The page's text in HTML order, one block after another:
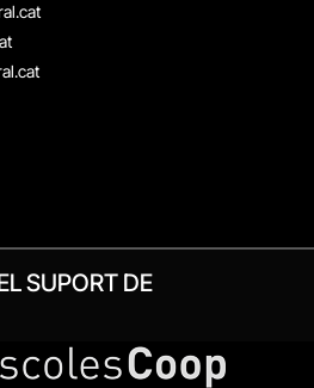
SUPORT DE